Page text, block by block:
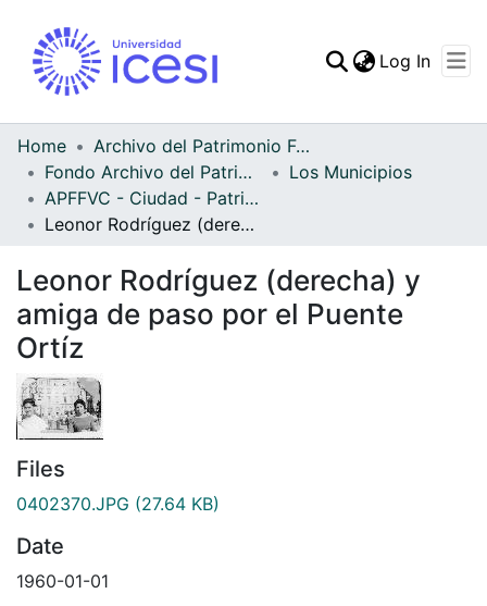
Statistics
Log In
Home
Archivo del Patrimonio Fotográfico y Fílmico del Valle del Cauca
Fondo Archivo del Patrimonio Fotográfico y Fílmico del Valle del Cauca
Los Municipios
APFFVC - Ciudad - Patrimonial
Leonor Rodríguez (derecha) y amiga de paso por el Puente Ortíz
Leonor Rodríguez (derecha) y
amiga de paso por el Puente
Ortíz
Files
0402370.JPG (27.64 KB)
Date
1960-01-01